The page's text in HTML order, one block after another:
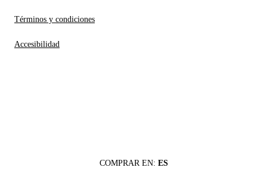
Términos y condiciones
Accesibilidad
COMPRAR EN: ES